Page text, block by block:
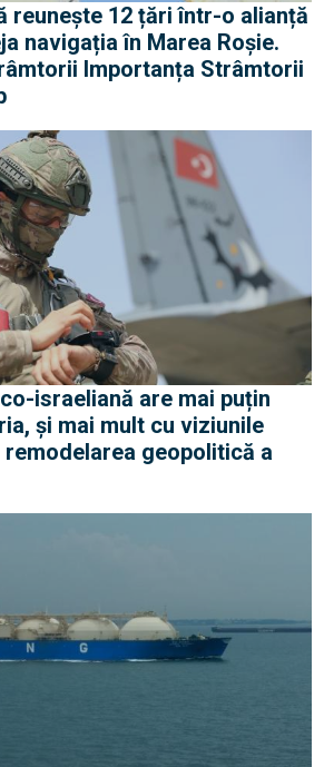
reunește 12 țări într-o alianță
navigația în Marea Roșie.
Importanța Strâmtorii
israeliană are mai puțin
și mai mult cu viziunile
geopolitică a